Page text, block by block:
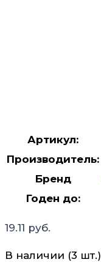
Артикул:
Производитель:
Бренд
Годен до:
19.11 руб.
В наличии (3 шт.)